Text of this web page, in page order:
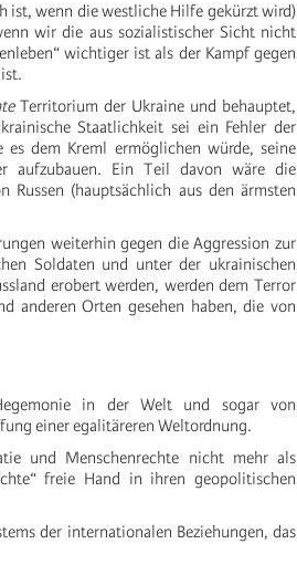
ist, wenn die westliche Hilfe gekürzt wird)
wir die aus sozialistischer Sicht nicht
wichtiger ist als der Kampf gegen
Territorium der Ukraine und behauptet,
Staatlichkeit sei ein Fehler der
dem Kreml ermöglichen würde, seine
aufzubauen. Ein Teil davon wäre die
Russen (hauptsächlich aus den ärmsten
weiterhin gegen die Aggression zur
Soldaten und unter der ukrainischen
erobert werden, werden dem Terror
anderen Orten gesehen haben, die von
in der Welt und sogar von
einer egalitäreren Weltordnung.
und Menschenrechte nicht mehr als
freie Hand in ihren geopolitischen
der internationalen Beziehungen, das